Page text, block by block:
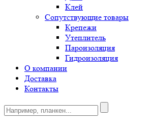
Клей
Сопутствующие товары
Крепежи
Утеплитель
Пароизоляция
Гидроизоляция
О компании
Доставка
Контакты